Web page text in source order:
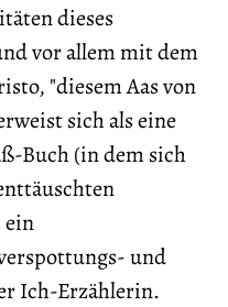
dieses
vor allem mit dem
"diesem Aas von
sich als eine
Buch (in dem sich
ein
und
Ich-Erzählerin.